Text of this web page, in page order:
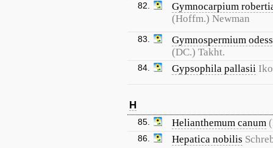
82.
Gymnocarpium
(Hoffm.) Newman
83.
Gymnospermium
(DC.) Takht.
84. Gypsophila pallasii
H
85. Helianthemum canum
86. Hepatica nobilis